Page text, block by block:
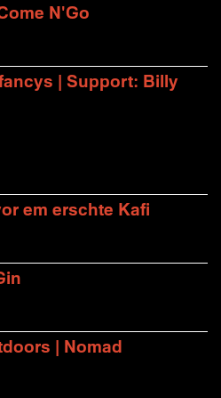
N'Go
| Support: Billy
em erschte Kafi
| Nomad